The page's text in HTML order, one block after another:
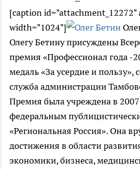
[caption id="attachment_12272"
width="1024"]
Олегу Бетину присуждены
премия «Профессионал года -
медаль «За усердие и пользу»,
служба администрации
Премия была учреждена в 2007
федеральным
«Региональная Россия». Она
достижения в области
экономики, бизнеса,